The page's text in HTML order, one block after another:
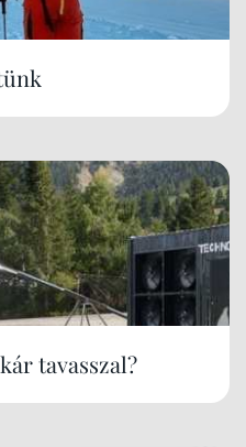
tavasszal?